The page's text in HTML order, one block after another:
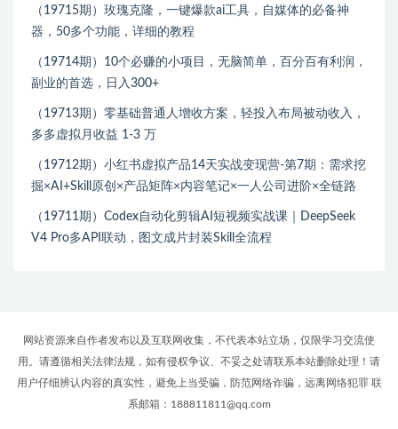
（19715期）玫瑰克隆，一键爆款ai工具，自媒体的必备神
器，50多个功能，详细的教程
（19714期）10个必赚的小项目，无脑简单，百分百有利润，
副业的首选，日入300+
（19713期）零基础普通人增收方案，轻投入布局被动收入，
多多虚拟月收益 1-3 万
（19712期）小红书虚拟产品14天实战变现营-第7期：需求挖
掘×AI+Skill原创×产品矩阵×内容笔记×一人公司进阶×全链路
（19711期）Codex自动化剪辑AI短视频实战课｜DeepSeek
V4 Pro多API联动，图文成片封装Skill全流程
网站资源来自作者发布以及互联网收集，不代表本站立场，仅限学习交流使
用。请遵循相关法律法规，如有侵权争议、不妥之处请联系本站删除处理！请
用户仔细辨认内容的真实性，避免上当受骗，防范网络诈骗，远离网络犯罪 联
系邮箱：188811811@qq.com